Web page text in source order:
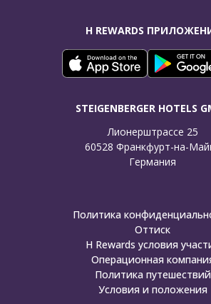
H REWARDS
STEIGENBERGER HOTELS
Лионерштрассе 25
60528 Франкфурт-на-
Германия
Политика
Оттиск
H Rewards условия
Операционная
Политика путешествий
Условия и положения